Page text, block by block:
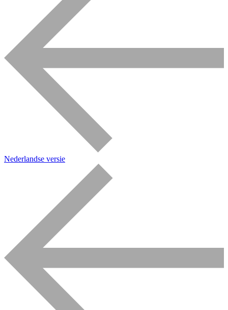
Nederlandse versie